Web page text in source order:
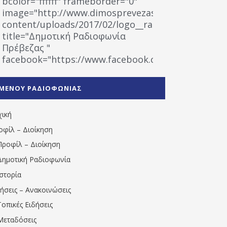
image="http://www.dimosprevezas.gr/wp-
content/uploads/2017/02/logo__radiofonias.jpg"
title="Δημοτική Ραδιοφωνία
Πρέβεζας "
facebook="https://www.facebook.com/
1531194763766854/" artist="" ]
ΡΑΔΙΟΦΩΝΙΑΣ
– Διοίκηση
– Διοίκηση
Ραδιοφωνία
– Ανακοινώσεις
Ειδήσεις